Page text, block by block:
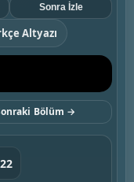
Altyazı
Sonra İzle
Bölüm →